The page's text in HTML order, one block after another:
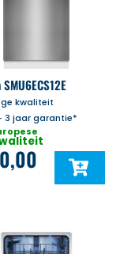
kwaliteit
3 jaar garantie*